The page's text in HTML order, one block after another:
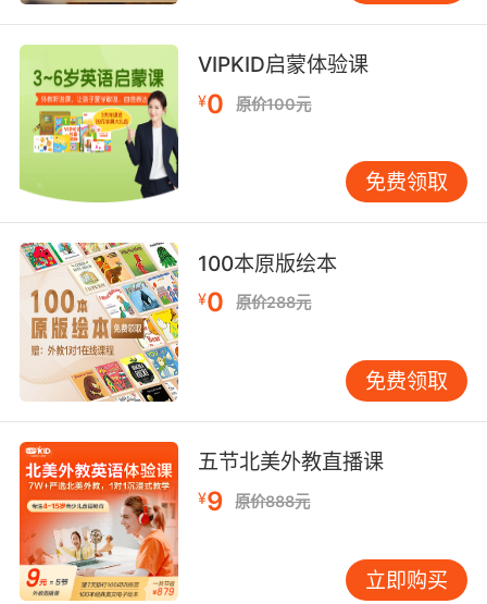
节奏和语调。材料选择非常关键，应选节奏感
强、重复性高的儿歌童谣。
“SuperSimpleSongs”系列是很好选择，其语速
适中、词汇简单、旋律朗朗上口。 仅播放音频不
够。家长可参与到孩子的“听”的过程中。例如听
《TheWheelsontheBus》时，可和孩子一起做车
轮转动动作；听《OldMacDonaldHadaFarm》
时，可模仿不同动物叫声。每天15-20分钟，贵
在坚持并形成固定习惯，如固定在饭后或睡前进
行。 我常建议家长建立“磨耳朵专属时间”，此时
家长放下手机，全身心陪伴孩子一起听、唱、做
动作。这种亲子互动不仅能增强学习效果，还能
让孩子感受英语学习的乐趣。 第二层次：情境对
应理解（4-5岁） 当孩子有了一定语音基础后，
可逐渐引入简单情境对话和绘本音频。此阶段重
点是帮助孩子建立声音与情境的对应关系。 一个
小技巧很有效：先让孩子看绘本图画，家长用中
文简单描述情节，再播放英文音频。孩子有了上
下文铺垫，理解起来就容易得多。比如在听
《BrownBear,BrownBear,WhatDoYouSee?》
前，可先指图画说：“看，这里有只棕色熊，它在
VIPKID启蒙体验课
¥0 原价100元
免费领取
100本原版绘本
¥0 原价288元
免费领取
五节北美外教直播课
¥9 原价888元
立即购买